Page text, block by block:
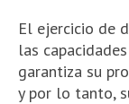
El ejercicio de
las
garantiza su
y por lo tanto,